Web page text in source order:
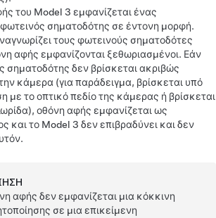
του Model 3 εμφανίζεται ένας
σηματοδότης σε έντονη μορφή.
τους φωτεινούς σηματοδότες
αφής εμφανίζονται ξεθωριασμένοι. Εάν
σηματοδότης δεν βρίσκεται ακριβώς
κάμερα (για παράδειγμα, βρίσκεται υπό
με το οπτικό πεδίο της κάμερας ή βρίσκεται
οθόνη αφής εμφανίζεται ως
και το Model 3 δεν επιβραδύνει και δεν
αφής δεν εμφανίζεται μια κόκκινη
σε μια επικείμενη